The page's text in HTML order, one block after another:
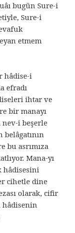
bugün Sure-i
Sure-i
etmem
efradı
ihtar ve
bir manayı
i beşerle
belâgatının
bu asrımıza
Mana-yı
hâdisesini
cihetle dine
olarak, cifir
hâdisenin